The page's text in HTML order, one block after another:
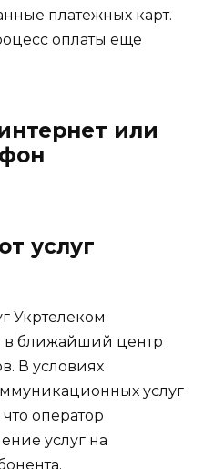
платежных карт.
оплаты еще
или
услуг
Укртелеком
в ближайший центр
В условиях
услуг
оператор
услуг на